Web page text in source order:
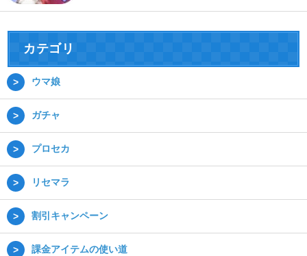
カテゴリ
ウマ娘
ガチャ
プロセカ
リセマラ
割引キャンペーン
課金アイテムの使い道